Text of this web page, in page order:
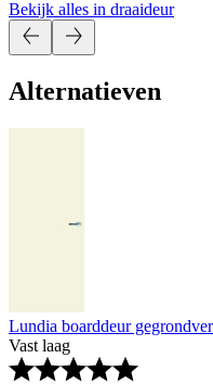
Bekijk alles in draaideur
Alternatieven
Lundia boarddeur
Vast laag